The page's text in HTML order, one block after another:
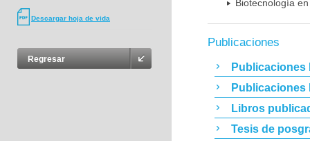
Descargar hoja de vida
Regresar
Biotecnología
Publicaciones
Publicaciones
Publicaciones
Libros
Tesis de